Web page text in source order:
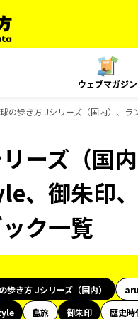
ウェブマガジン
の歩き方 Jシリーズ（国内）、ラ
ーズ（国
、御朱印
ク一覧
歩き方 Jシリーズ（国内）
島旅 御朱印 歴史時